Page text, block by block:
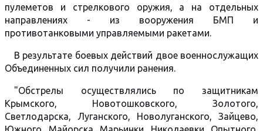
пулеметов и стрелкового оружия, а на отдельных
направлениях - из вооружения БМП и
противотанковыми управляемыми ракетами.
В результате боевых действий двое военнослужащих
Объединенных сил получили ранения.
"Обстрелы осуществлялись по защитникам
Крымского, Новотошковского, Золотого,
Светлодарска, Луганского, Новолуганского, Зайцево,